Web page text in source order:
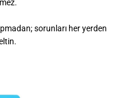
sorunları her yerden